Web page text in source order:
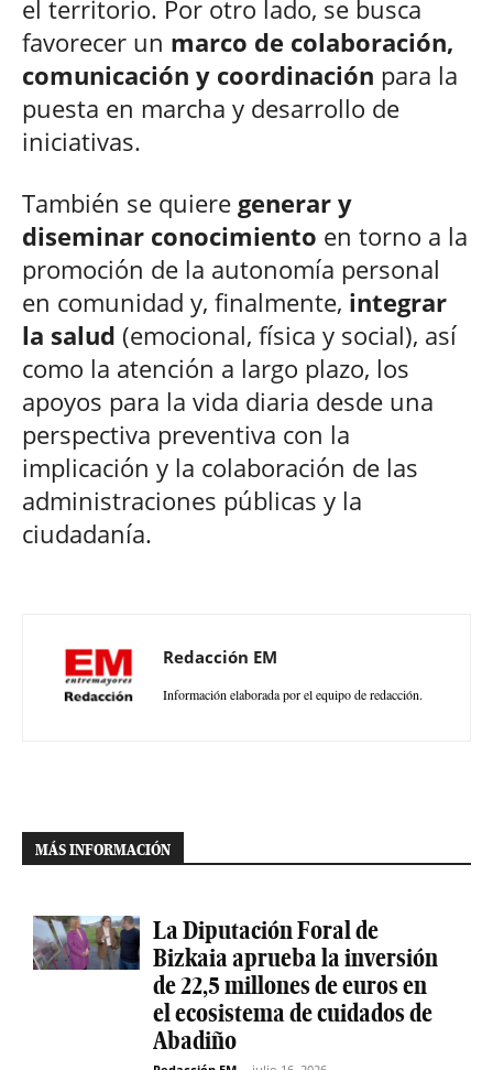
el territorio. Por otro lado, se busca
favorecer un marco de colaboración,
comunicación y coordinación para la
puesta en marcha y desarrollo de
iniciativas.
También se quiere generar y
diseminar conocimiento en torno a la
promoción de la autonomía personal
en comunidad y, finalmente, integrar
la salud (emocional, física y social), así
como la atención a largo plazo, los
apoyos para la vida diaria desde una
perspectiva preventiva con la
implicación y la colaboración de las
administraciones públicas y la
ciudadanía.
Redacción EM
Información elaborada por el equipo de redacción.
MÁS INFORMACIÓN
La Diputación Foral de
Bizkaia aprueba la inversión
de 22,5 millones de euros en
el ecosistema de cuidados de
Abadiño